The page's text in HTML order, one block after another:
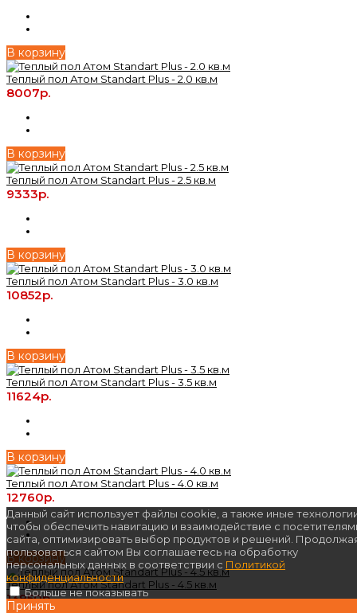
Данный сайт использует файлы cookie, а также иные
чтобы обеспечить навигацию и взаимодействие с
сайта, оптимизировать выбор продуктов и решений.
пользоваться сайтом Вы соглашаетесь на обработку
персональных данных в соответствии с Политикой
конфиденциальности
Больше не показывать
Принять
В корзину
Теплый пол Атом Standart Plus - 2.0 кв.м
8007р.
В корзину
Теплый пол Атом Standart Plus - 2.5 кв.м
9333р.
В корзину
Теплый пол Атом Standart Plus - 3.0 кв.м
10852р.
В корзину
Теплый пол Атом Standart Plus - 3.5 кв.м
11624р.
В корзину
Теплый пол Атом Standart Plus - 4.0 кв.м
12760р.
В корзину
Теплый пол Атом Standart Plus - 4.5 кв.м
13950р.